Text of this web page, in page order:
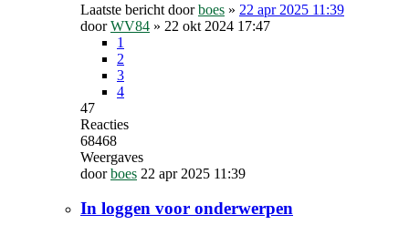
Laatste bericht doorboes » 22 apr 2025 11:39
doorWV84 » 22 okt 2024 17:47
1
2
3
4
47
Reacties
68468
Weergaves
doorboes 22 apr 2025 11:39
In loggen voor onderwerpen